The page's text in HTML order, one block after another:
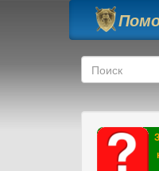
Перейти к основному
Форма
Поиск